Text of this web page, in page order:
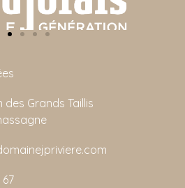
des Grands Taillis